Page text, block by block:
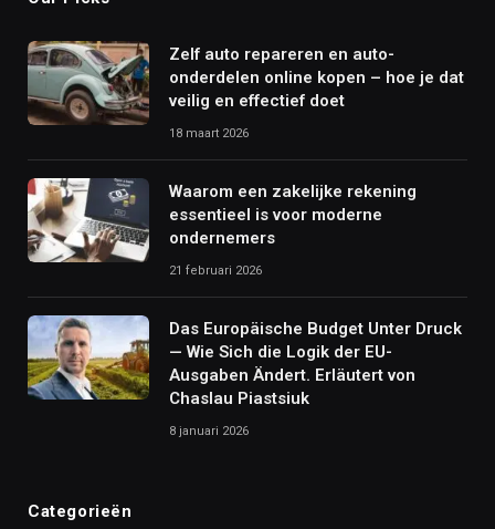
Zelf auto repareren en auto-
onderdelen online kopen – hoe je dat
veilig en effectief doet
18 maart 2026
Waarom een zakelijke rekening
essentieel is voor moderne
ondernemers
21 februari 2026
Das Europäische Budget Unter Druck
— Wie Sich die Logik der EU-
Ausgaben Ändert. Erläutert von
Chaslau Piastsiuk
8 januari 2026
Categorieën